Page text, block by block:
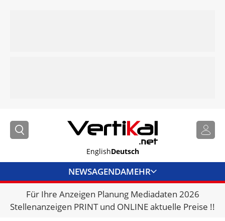
EnglishDeutsch
NEWSAGENDAMEHR
BRANCHENLINKS
VERMIETER
Für Ihre Anzeigen Planung Mediadaten 2026
Stellenanzeigen PRINT und ONLINE aktuelle Preise !!